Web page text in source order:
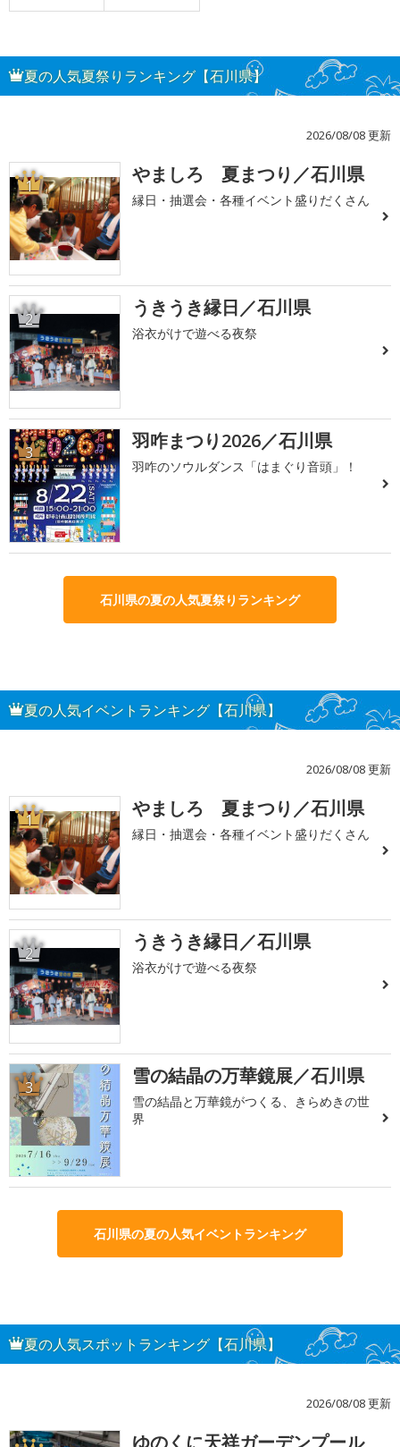
夏の人気夏祭りランキング【石川県】
2026/08/08 更新
1 やましろ 夏まつり／石川県
縁日・抽選会・各種イベント盛りだくさん
2 うきうき縁日／石川県
浴衣がけで遊べる夜祭
3 羽咋まつり2026／石川県
羽咋のソウルダンス「はまぐり音頭」！
石川県の夏の人気夏祭りランキング
夏の人気イベントランキング【石川県】
2026/08/08 更新
1 やましろ 夏まつり／石川県
縁日・抽選会・各種イベント盛りだくさん
2 うきうき縁日／石川県
浴衣がけで遊べる夜祭
3 雪の結晶の万華鏡展／石川県
雪の結晶と万華鏡がつくる、きらめきの世
界
石川県の夏の人気イベントランキング
夏の人気スポットランキング【石川県】
2026/08/08 更新
ゆのくに天祥ガーデンプール